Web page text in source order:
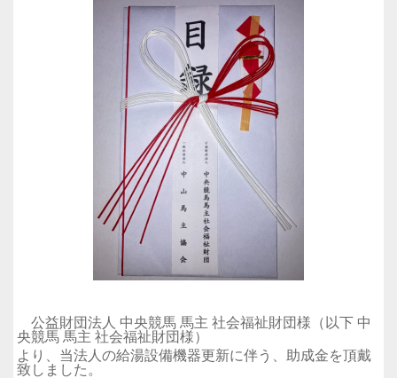
公益財団法人 中央競馬 馬主 社会福祉財団様（以下 中
央競馬 馬主 社会福祉財団様）
より、当法人の給湯設備機器更新に伴う、助成金を頂戴
致しました。